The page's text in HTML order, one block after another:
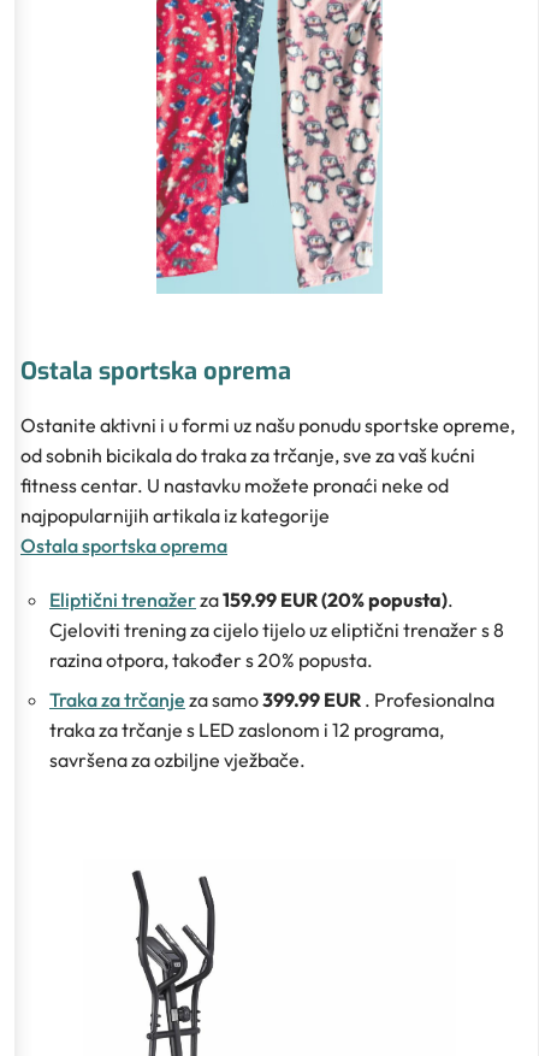
Ostala sportska oprema
Ostanite aktivni i u formi uz našu ponudu sportske opreme,
od sobnih bicikala do traka za trčanje, sve za vaš kućni
fitness centar. U nastavku možete pronaći neke od
najpopularnijih artikala iz kategorije
Ostala sportska oprema
Eliptični trenažerza159.99 EUR (20% popusta).
Cjeloviti trening za cijelo tijelo uz eliptični trenažer s 8
razina otpora, također s 20% popusta.
Traka za trčanje za samo399.99 EUR . Profesionalna
traka za trčanje s LED zaslonom i 12 programa,
savršena za ozbiljne vježbače.